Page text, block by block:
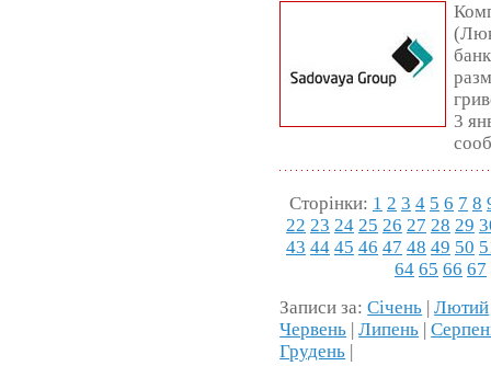
3
Сторінки: 1 2 3 4 5 6 7 8
22 23 24 25 26 27 28 29
43 44 45 46 47 48 49 50
64 65 66 67
Записи за:Січень |Лютий
Червень |Липень |
Грудень |